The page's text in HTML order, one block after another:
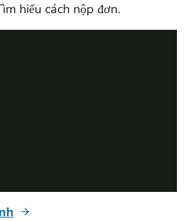
hiểu cách nộp đơn.